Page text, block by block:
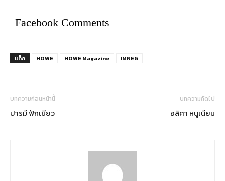
Facebook Comments
แท็ก HOWE HOWE Magazine IMNEG
บทความก่อนหน้านี้
ปารมี ฟักเขียว
บทความถัดไป
อลิศา หนูเนียม